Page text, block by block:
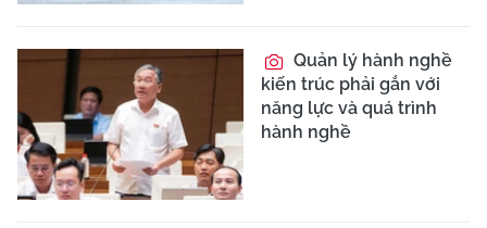
Quản lý hành nghề
kiến trúc phải gắn với
năng lực và quá trình
hành nghề